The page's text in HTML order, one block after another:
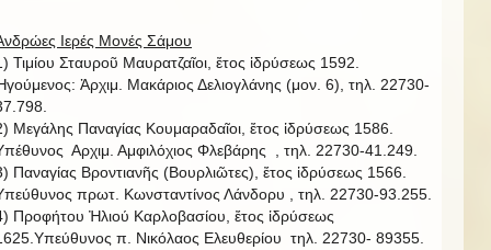
Ιερές Μονές Σάμου
Τιμίου Σταυροῦ Μαυρατζαῖοι, ἔτος ἱδρύσεως 1592.
Ἀρχιμ. Μακάριος Δελιογλάνης (μον. 6), τηλ. 22730-
Μεγάλης Παναγίας Κουμαραδαῖοι, ἔτος ἱδρύσεως 1586.
Αρχιμ. Αμφιλόχιος Φλεβάρης , τηλ. 22730-41.249.
Παναγίας Βροντιανῆς (Βουρλιῶτες), ἔτος ἱδρύσεως 1566.
πρωτ. Κωνσταντίνος Λάνδορυ , τηλ. 22730-93.255.
Προφήτου Ἠλιού Καρλοβασίου, ἔτος ἱδρύσεως
π. Νικόλαος Ελευθερίου τηλ. 22730- 89355.